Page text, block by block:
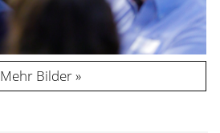
Mehr Bilder